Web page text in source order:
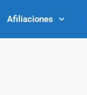
Afiliaciones